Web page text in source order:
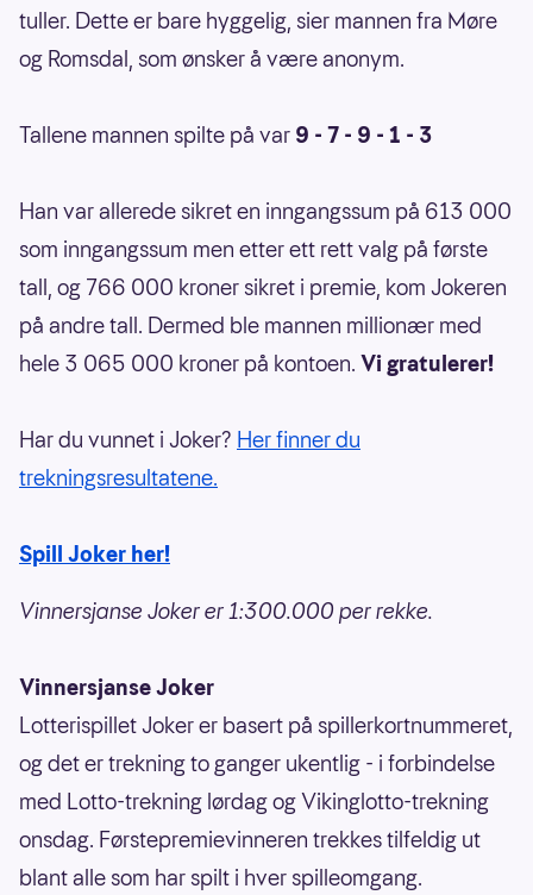
tuller. Dette er bare hyggelig, sier mannen fra Møre
og Romsdal, som ønsker å være anonym.
Tallene mannen spilte på var 9 - 7 - 9 - 1 - 3
Han var allerede sikret en inngangssum på 613 000
som inngangssum men etter ett rett valg på første
tall, og 766 000 kroner sikret i premie, kom Jokeren
på andre tall. Dermed ble mannen millionær med
hele 3 065 000 kroner på kontoen. Vi gratulerer!
Har du vunnet i Joker? Her finner du
trekningsresultatene.
Spill Joker her!
Vinnersjanse Joker er 1:300.000 per rekke.
Vinnersjanse Joker
Lotterispillet Joker er basert på spillerkortnummeret,
og det er trekning to ganger ukentlig - i forbindelse
med Lotto-trekning lørdag og Vikinglotto-trekning
onsdag. Førstepremievinneren trekkes tilfeldig ut
blant alle som har spilt i hver spilleomgang.